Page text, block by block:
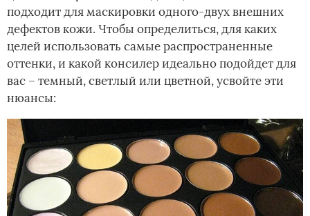
подходит для маскировки одного-двух внешних
дефектов кожи. Чтобы определиться, для каких
целей использовать самые распространенные
оттенки, и какой консилер идеально подойдет для
вас – темный, светлый или цветной, усвойте эти
нюансы: